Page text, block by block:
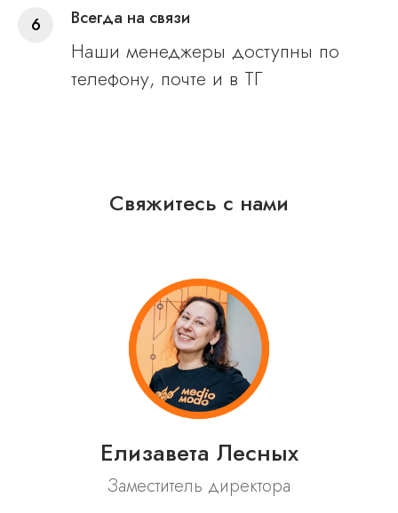
Всегда на связи
Наши менеджеры доступны по
телефону, почте и в ТГ
Свяжитесь с нами
Елизавета Лесных
Заместитель директора